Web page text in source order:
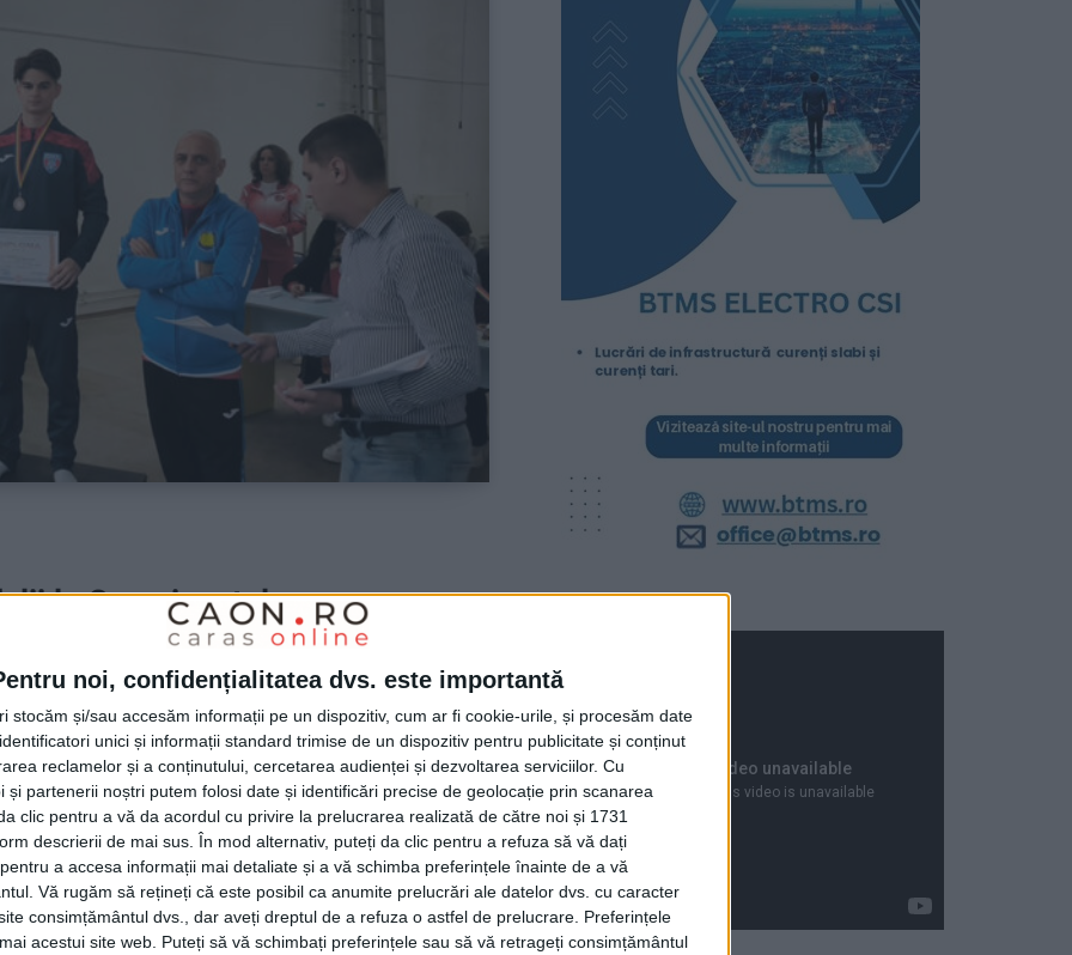
noi, confidențialitatea dvs. este importantă
stocăm și/sau accesăm informații pe un dispozitiv, cum ar fi cookie-urile, și procesăm date
unici și informații standard trimise de un dispozitiv pentru publicitate și conținut
reclamelor și a conținutului, cercetarea audienței și dezvoltarea serviciilor. Cu
și partenerii noștri putem folosi date și identificări precise de geolocație prin scanarea
clic pentru a vă da acordul cu privire la prelucrarea realizată de către noi și 1731
descrierii de mai sus. În mod alternativ, puteți da clic pentru a refuza să vă dați
a accesa informații mai detaliate și a vă schimba preferințele înainte de a vă
Vă rugăm să rețineți că este posibil ca anumite prelucrări ale datelor dvs. cu caracter
consimțământul dvs., dar aveți dreptul de a refuza o astfel de prelucrare. Preferințele
acestui site web. Puteți să vă schimbați preferințele sau să vă retrageți consimțământul
la Campionatul
Gimnastică Artistică Masculină s-a desfășurat
din Reșița, reunind cei mai buni gimnaști din țară.
fost un prilej de sărbătoare pentru sportul